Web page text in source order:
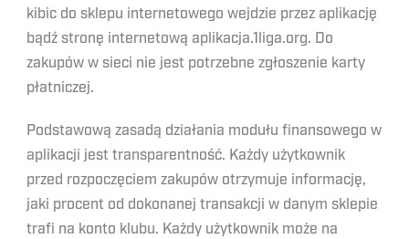
kibic do sklepu internetowego wejdzie przez aplikację
bądź stronę internetową aplikacja.1liga.org. Do
zakupów w sieci nie jest potrzebne zgłoszenie karty
płatniczej.
Podstawową zasadą działania modułu finansowego w
aplikacji jest transparentność. Każdy użytkownik
przed rozpoczęciem zakupów otrzymuje informację,
jaki procent od dokonanej transakcji w danym sklepie
trafi na konto klubu. Każdy użytkownik może na